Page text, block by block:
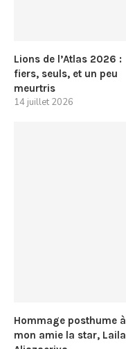
Lions de l’Atlas 2026 :
fiers, seuls, et un peu
meurtris
14 juillet 2026
Hommage posthume à
mon amie la star, Laila